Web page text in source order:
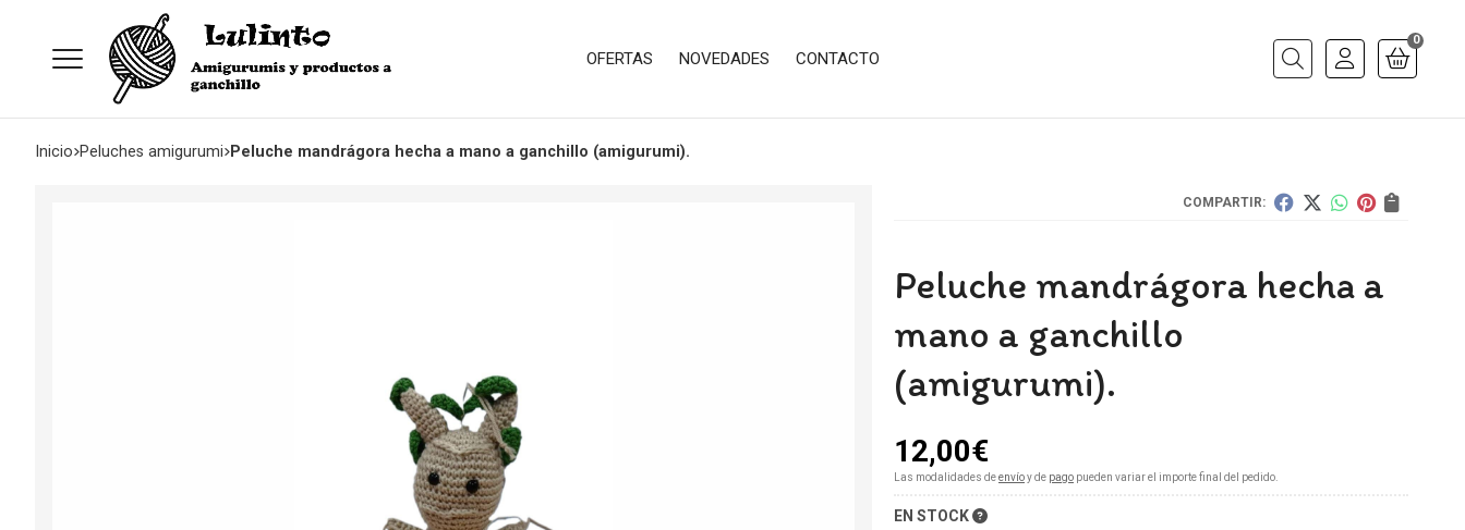
OFERTAS NOVEDADES CONTACTO
Buscar
0
Inicio peluches amigurumi Peluche mandrágora hecha a mano a ganchillo (amigurumi).
COMPARTIR:
Peluche mandrágora hecha a
mano a ganchillo
(amigurumi).
12,00€
Las modalidades deenvíoy de pago pueden variar el importe final del pedido.
EN STOCK